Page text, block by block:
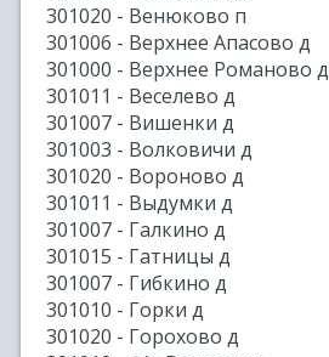
301020 - Венюково п
301006 - Верхнее Апасово д
301000 - Верхнее Романово д
301011 - Веселево д
301007 - Вишенки д
301003 - Волковичи д
301020 - Вороново д
301011 - Выдумки д
301007 - Галкино д
301015 - Гатницы д
301007 - Гибкино д
301010 - Горки д
301020 - Горохово д